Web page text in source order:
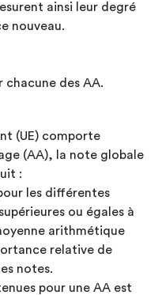
ainsi leur degré
nouveau.
chacune des AA.
(UE) comporte
(AA), la note globale
:
les différentes
ou égales à
arithmétique
relative de
notes.
pour une AA est